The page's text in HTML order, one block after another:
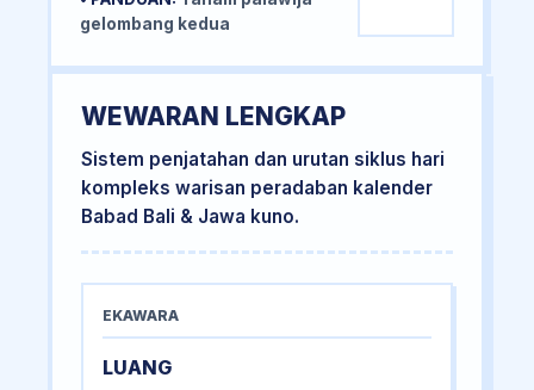
gelombang kedua
WEWARAN LENGKAP
Sistem penjatahan dan urutan siklus hari
kompleks warisan peradaban kalender
Babad Bali & Jawa kuno.
EKAWARA
LUANG